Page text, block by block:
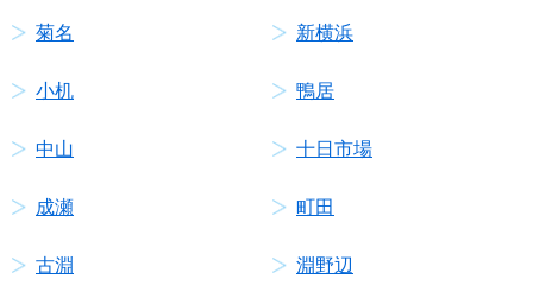
菊名 新横浜
小机 鴨居
中山 十日市場
成瀬 町田
古淵 淵野辺